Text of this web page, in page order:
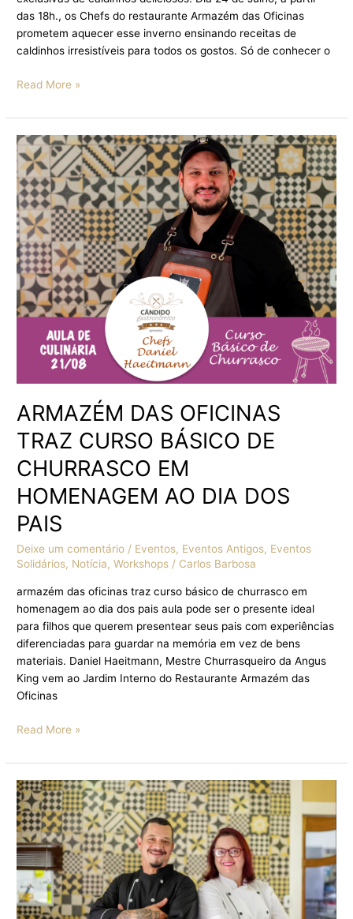
das 18h., os Chefs do restaurante Armazém das Oficinas
prometem aquecer esse inverno ensinando receitas de
caldinhos irresistíveis para todos os gostos. Só de conhecer o
Read More »
ARMAZÉM DAS OFICINAS
TRAZ CURSO BÁSICO DE
CHURRASCO EM
HOMENAGEM AO DIA DOS
PAIS
Deixe um comentário / Eventos, Eventos Antigos, Eventos
Solidários, Notícia,Workshops / Carlos Barbosa
armazém das oficinas traz curso básico de churrasco em
homenagem ao dia dos pais aula pode ser o presente ideal
para filhos que querem presentear seus pais com experiências
diferenciadas para guardar na memória em vez de bens
materiais. Daniel Haeitmann, Mestre Churrasqueiro da Angus
King vem ao Jardim Interno do Restaurante Armazém das
Oficinas
ARMAZÉM
DAS
OFICINAS
TRAZ
CURSO
BÁSICO
DE
CHURRASCO
EM
HOMENAGEM
AO
Read More »
CHEFs
DO
ARMAZÉM
DAS
OFICINAS
TRAZEM
RECEITAS
PARA